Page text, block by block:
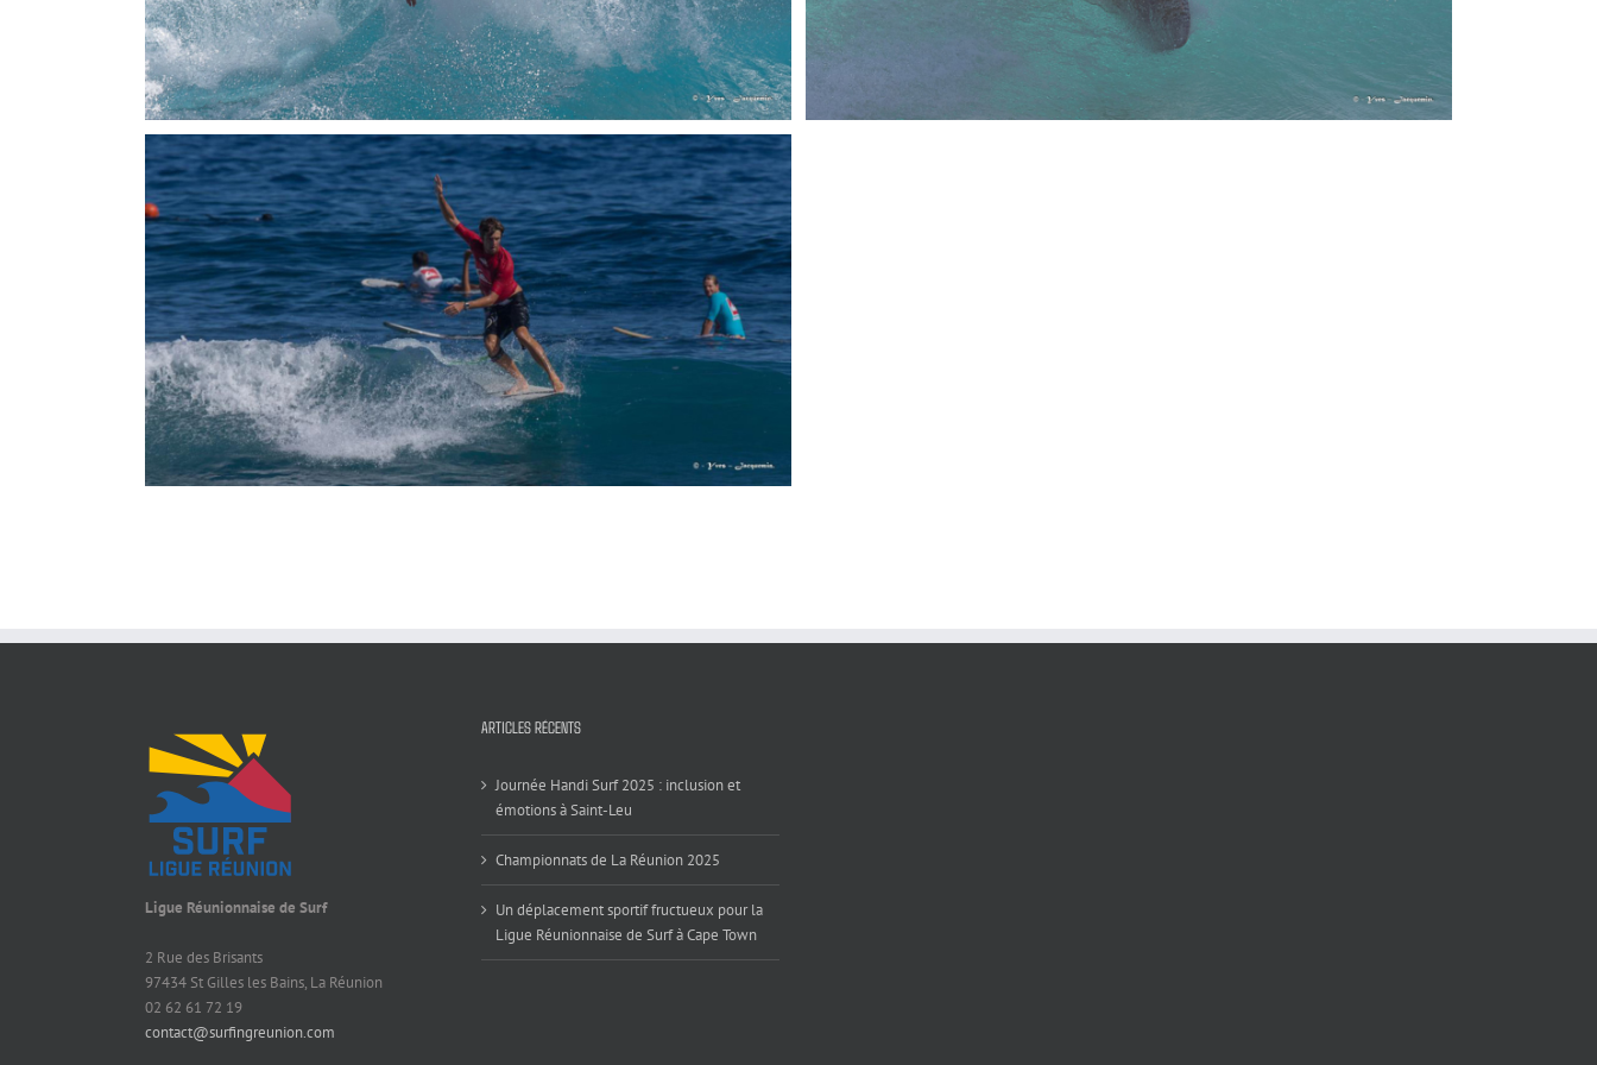
Ligue Réunionnaise de Surf
2 Rue des Brisants
97434 St Gilles les Bains, La Réunion
02 62 61 72 19
contact@surfingreunion.com
ARTICLES RÉCENTS
Journée Handi Surf 2025 : inclusion et
émotions à Saint-Leu
Championnats de La Réunion 2025
Un déplacement sportif fructueux pour la
Ligue Réunionnaise de Surf à Cape Town